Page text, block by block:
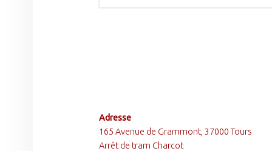
FOOTER SIDEBAR
Adresse
165 Avenue de Grammont, 37000 Tours
Arrêt de tram Charcot